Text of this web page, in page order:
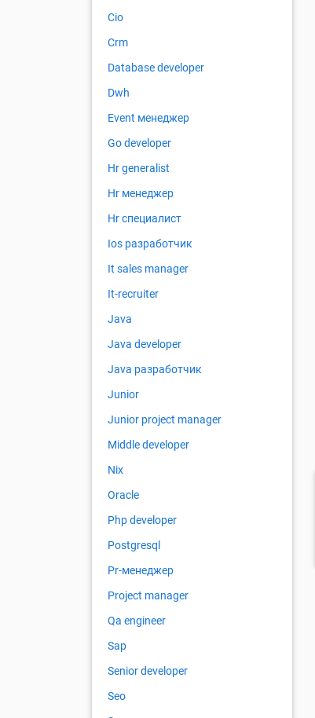
Cio
Crm
Database developer
Dwh
Event менеджер
Go developer
Hr generalist
Hr менеджер
Hr специалист
Ios разработчик
It sales manager
It-recruiter
Java
Java developer
Java разработчик
Junior
Junior project manager
Middle developer
Nix
Oracle
Php developer
Postgresql
Pr-менеджер
Project manager
Qa engineer
Sap
Senior developer
Seo